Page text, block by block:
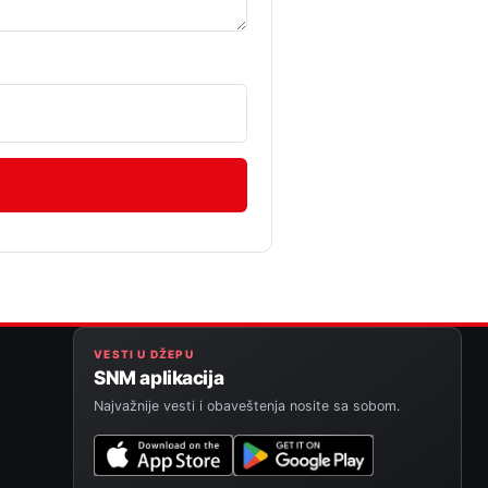
VESTI U DŽEPU
SNM aplikacija
Najvažnije vesti i obaveštenja nosite sa sobom.